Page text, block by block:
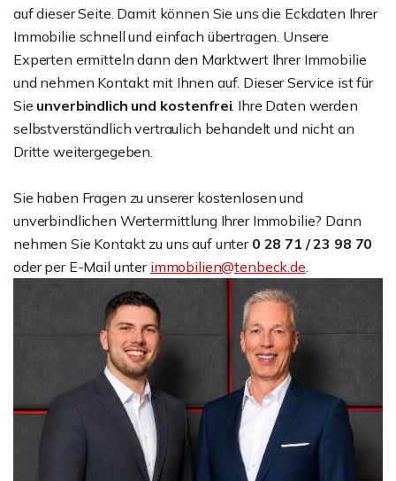
auf dieser Seite. Damit können Sie uns die Eckdaten Ihrer
Immobilie schnell und einfach übertragen. Unsere
Experten ermitteln dann den Marktwert Ihrer Immobilie
und nehmen Kontakt mit Ihnen auf. Dieser Service ist für
Sie unverbindlich und kostenfrei. Ihre Daten werden
selbstverständlich vertraulich behandelt und nicht an
Dritte weitergegeben.
Sie haben Fragen zu unserer kostenlosen und
unverbindlichen Wertermittlung Ihrer Immobilie? Dann
nehmen Sie Kontakt zu uns auf unter 0 28 71 / 23 98 70
oder per E-Mail unter immobilien@tenbeck.de.